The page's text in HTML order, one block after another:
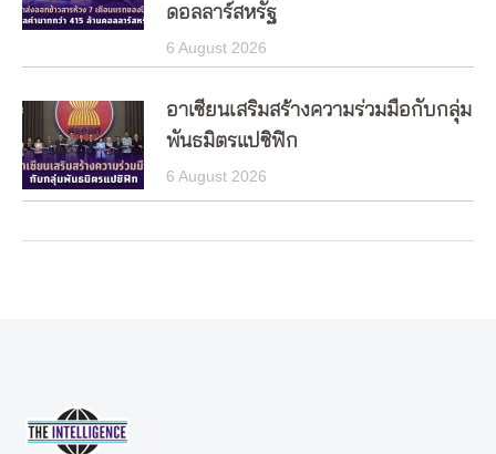
ดอลลาร์สหรัฐ
6 August 2026
อาเซียนเสริมสร้างความร่วมมือกับกลุ่ม
พันธมิตรแปซิฟิก
6 August 2026